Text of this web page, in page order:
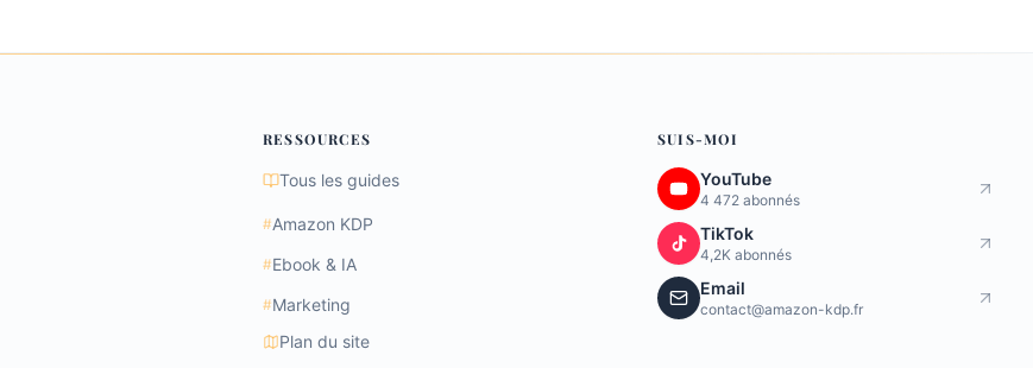
RESSOURCES
Tous les guides
#Amazon KDP
#Ebook & IA
#Marketing
Plan du site
SUIS-MOI
YouTube
4 472 abonnés
TikTok
4,2K abonnés
Email
contact@amazon-kdp.fr